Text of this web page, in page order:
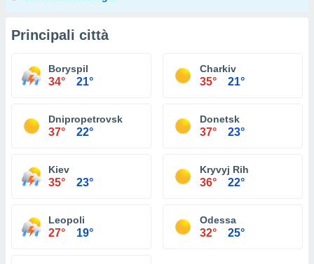
Principali città
Boryspil
34° 21°
Charkiv
35° 21°
Dnipropetrovsk
37° 22°
Donetsk
37° 23°
Kiev
35° 23°
Kryvyj Rih
36° 22°
Leopoli
27° 19°
Odessa
32° 25°